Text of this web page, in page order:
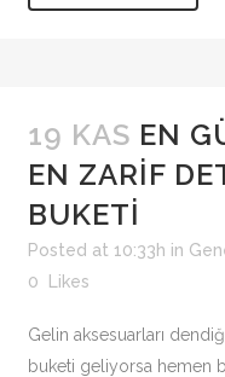
19 KAS EN
EN ZARIF
BUKETI
Posted at 10:33h in
0
Likes
Gelin aksesuarları
buketi geliyorsa hemen